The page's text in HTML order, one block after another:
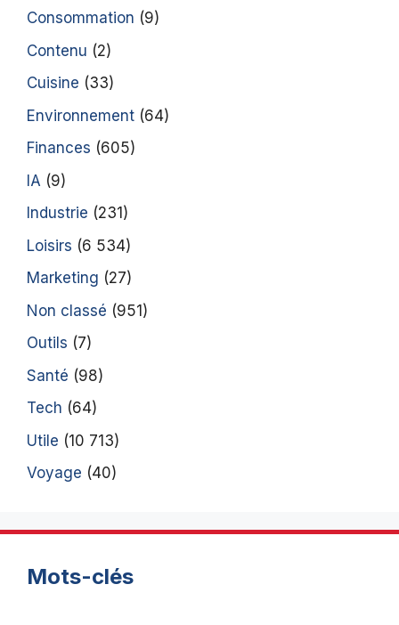
Consommation (9)
Contenu (2)
Cuisine (33)
Environnement (64)
Finances (605)
IA (9)
Industrie (231)
Loisirs (6 534)
Marketing (27)
Non classé (951)
Outils (7)
Santé (98)
Tech (64)
Utile (10 713)
Voyage (40)
Mots-clés